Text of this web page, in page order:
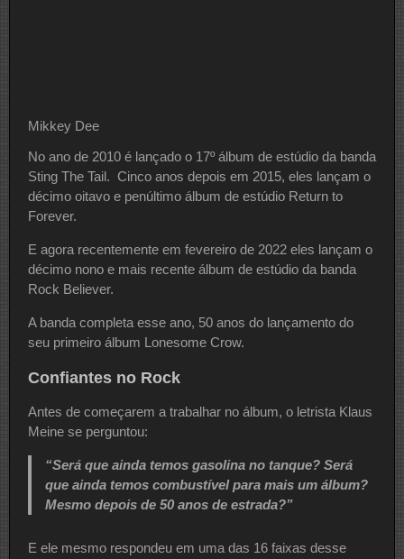
Mikkey Dee
No ano de 2010 é lançado o 17º álbum de estúdio da banda
Sting The Tail. Cinco anos depois em 2015, eles lançam o
décimo oitavo e penúltimo álbum de estúdio Return to
Forever.
E agora recentemente em fevereiro de 2022 eles lançam o
décimo nono e mais recente álbum de estúdio da banda
Rock Believer.
A banda completa esse ano, 50 anos do lançamento do
seu primeiro álbum Lonesome Crow.
Confiantes no Rock
Antes de começarem a trabalhar no álbum, o letrista Klaus
Meine se perguntou:
“Será que ainda temos gasolina no tanque? Será
que ainda temos combustível para mais um álbum?
Mesmo depois de 50 anos de estrada?”
E ele mesmo respondeu em uma das 16 faixas desse